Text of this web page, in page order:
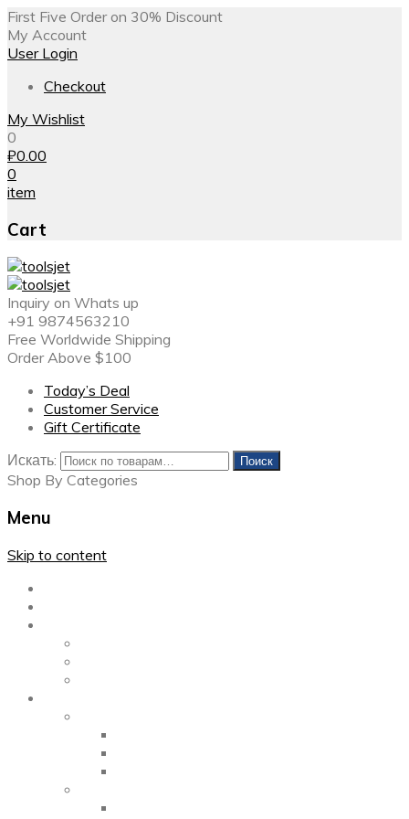
First Five Order on 30% Discount
My Account
User Login
Checkout
My Wishlist
0
₽0.00
0
item
Cart
Inquiry on Whats up
+91 9874563210
Free Worldwide Shipping
Order Above $100
Today’s Deal
Customer Service
Gift Certificate
Искать:
Поиск
Shop By Categories
Menu
Skip to content